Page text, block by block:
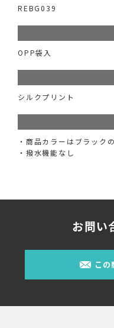
REBG039
OPP袋入
シルクプリント
・商品カラーはブラック
・撥水機能なし
お問い
この